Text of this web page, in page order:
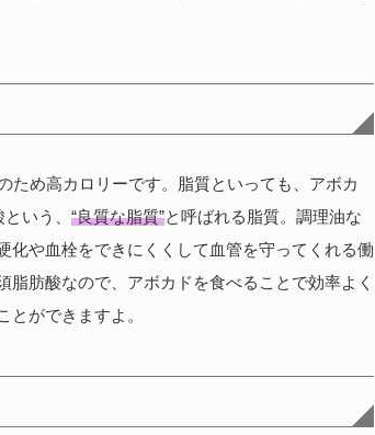
ため高カロリーです。脂質といっても、アボカ
いう、 “良質な脂質”と呼ばれる脂質。調理油な
化や血栓をできにくくして血管を守ってくれる働
肪酸なので、アボカドを食べることで効率よく
ができますよ。